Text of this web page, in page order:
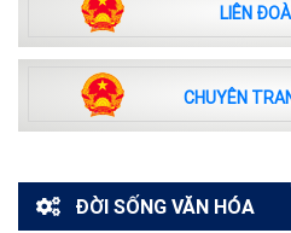
LIÊN
CHUYÊN
ĐỜI SỐNG VĂN HÓA